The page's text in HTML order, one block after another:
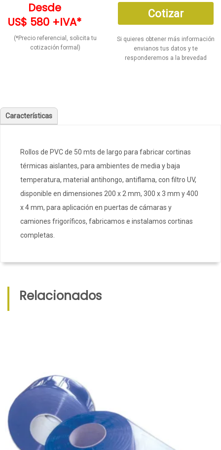
Desde
US$ 580 +IVA*
(*Precio referencial, solicita tu
cotización formal)
Cotizar
Si quieres obtener más información
envianos tus datos y te
responderemos a la brevedad
Características
Rollos de PVC de 50 mts de largo para fabricar cortinas
térmicas aislantes, para ambientes de media y baja
temperatura, material antihongo, antiflama, con filtro UV,
disponible en dimensiones 200 x 2 mm, 300 x 3 mm y 400
x 4 mm, para aplicación en puertas de cámaras y
camiones frigoríficos, fabricamos e instalamos cortinas
completas.
Relacionados